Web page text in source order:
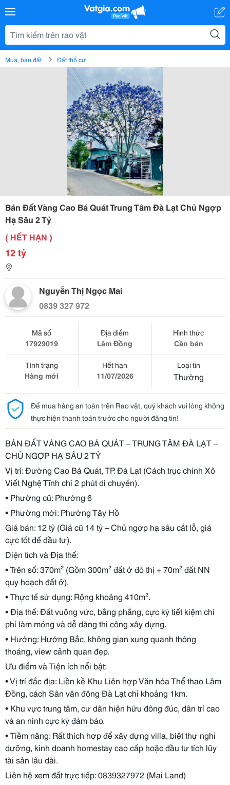
Mua, bán đất Đất thổ cư
Bán Đất Vàng Cao Bá Quát Trung Tâm Đà Lạt Chủ Ngợp
Hạ Sâu 2 Tỷ
( HẾT HẠN )
12 tỷ
Nguyễn Thị Ngọc Mai
0839 327 972
Mã số
17929019
Địa điểm
Lâm Đồng
Hình thức
Cần bán
Tình trạng
Hàng mới
Hết hạn
11/07/2026
Loại tin
Thường
Để mua hàng an toàn trên Rao vặt, quý khách vui lòng không
thực hiện thanh toán trước cho người đăng tin!
BÁN ĐẤT VÀNG CAO BÁ QUÁT – TRUNG TÂM ĐÀ LẠT –
CHỦ NGỢP HẠ SÂU 2 TỶ
Vị trí: Đường Cao Bá Quát, TP. Đà Lạt (Cách trục chính Xô
Viết Nghệ Tĩnh chỉ 2 phút di chuyển).
• Phường cũ: Phường 6
• Phường mới: Phường Tây Hồ
Giá bán: 12 tỷ (Giá cũ 14 tỷ – Chủ ngợp hạ sâu cắt lỗ, giá
cực tốt để đầu tư).
Diện tích và Địa thế:
• Trên sổ: 370m² (Gồm 300m² đất ở đô thị + 70m² đất NN
quy hoạch đất ở).
• Thực tế sử dụng: Rộng khoảng 410m².
• Địa thế: Đất vuông vức, bằng phẳng, cực kỳ tiết kiệm chi
phí làm móng và dễ dàng thi công xây dựng.
• Hướng: Hướng Bắc, không gian xung quanh thông
thoáng, view cảnh quan đẹp.
Ưu điểm và Tiện ích nổi bật:
• Vị trí đắc địa: Liền kề Khu Liên hợp Văn hóa Thể thao Lâm
Đồng, cách Sân vận động Đà Lạt chỉ khoảng 1km.
• Khu vực trung tâm, cư dân hiện hữu đông đúc, dân trí cao
và an ninh cực kỳ đảm bảo.
• Tiềm năng: Rất thích hợp để xây dựng villa, biệt thự nghỉ
dưỡng, kinh doanh homestay cao cấp hoặc đầu tư tích lũy
tài sản lâu dài.
Liên hệ xem đất trực tiếp: 0839327972 (Mai Land)